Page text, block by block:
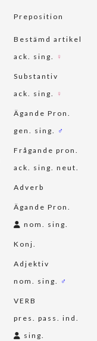
Preposition
Bestämd artikel
ack. sing.
♀
Substantiv
ack. sing.
♀
Ägande Pron.
gen. sing. ♂
Frågande pron.
ack. sing. neut.
Adverb
Ägande Pron.
nom. sing.
Konj.
Adjektiv
nom. sing. ♂
VERB
pres. pass. ind.
sing.